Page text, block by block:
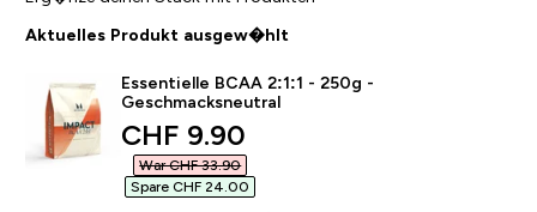
Aktuelles Produkt ausgew�hlt
Essentielle BCAA 2:1:1 - 250g -
Geschmacksneutral
discounted price
CHF 9.90‎
War CHF 33.90‎
Spare CHF 24.00‎